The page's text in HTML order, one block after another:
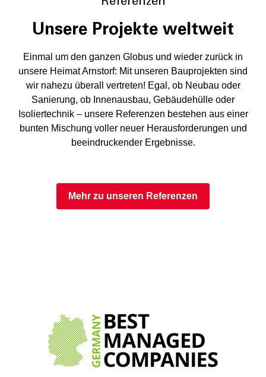
Unsere Projekte weltweit
Einmal um den ganzen Globus und wieder zurück in
unsere Heimat Arnstorf: Mit unseren Bauprojekten sind
wir nahezu überall vertreten! Egal, ob Neubau oder
Sanierung, ob Innenausbau, Gebäudehülle oder
Isoliertechnik – unsere Referenzen bestehen aus einer
bunten Mischung voller neuer Herausforderungen und
beeindruckender Ergebnisse.
Mehr zu unseren Referenzen